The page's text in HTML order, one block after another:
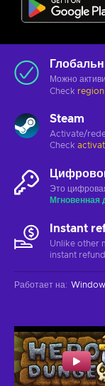
Можно
Check
Steam
Activate/
Check
Это
Мгновенная
Instant
Unlike other
instant
Работает на: